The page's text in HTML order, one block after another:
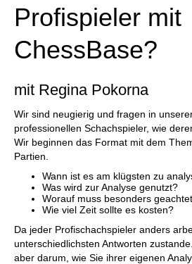
Profispieler mit
ChessBase?
mit Regina Pokorna
Wir sind neugierig und fragen in
professionellen Schachspieler, wie
Wir beginnen das Format mit dem
Partien.
Wann ist es am klügsten zu
Was wird zur Analyse genutzt?
Worauf muss besonders
Wie viel Zeit sollte es kosten?
Da jeder Profischachspieler anders
unterschiedlichsten Antworten
aber darum, wie Sie ihrer eigenen